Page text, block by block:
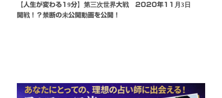
【人生が変わる19分】第三次世界大戦 2020年11月3日
開戦！？禁断の未公開動画を公開！